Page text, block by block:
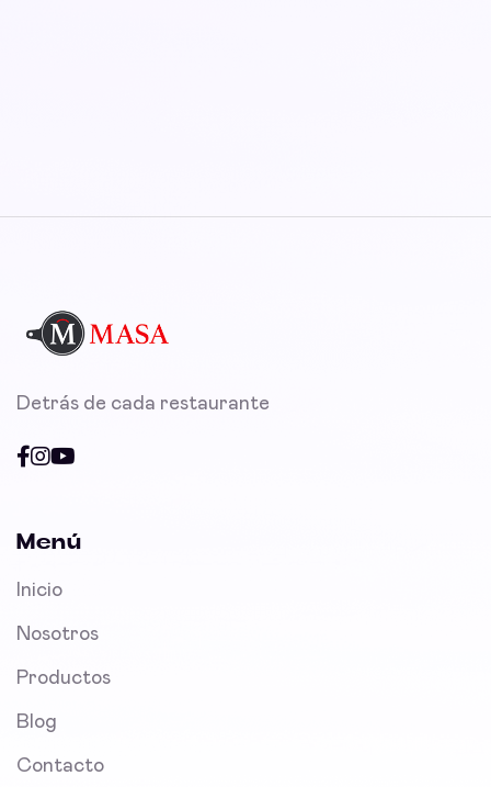
Detrás de cada restaurante
Menú
Inicio
Nosotros
Productos
Blog
Contacto